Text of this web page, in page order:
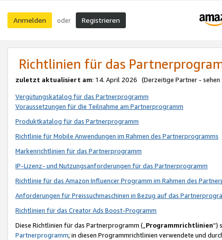
Anmelden oder Registrieren
Richtlinien für das
zuletzt aktualisiert am: 14. April 2026 (Derzeitige Partner - sehen
Vergütungskatalog für das Partnerprogramm
Voraussetzungen für die Teilnahme am Partnerprogramm
Produktkatalog für das Partnerprogramm
Richtlinie für Mobile Anwendungen im Rahmen des Partnerprogramms
Markenrichtlinien für das Partnerprogramm
IP-Lizenz- und Nutzungsanforderungen für das Partnerprogramm
Richtlinie für das Amazon Influencer Programm im Rahmen des
Anforderungen für Preissuchmaschinen in Bezug auf das
Richtlinien für das Creator Ads Boost-Programm
Diese Richtlinien für das Partnerprogramm („Programmrichtlinien“)
Partnerprogramm; in diesen Programmrichtlinien verwendete und